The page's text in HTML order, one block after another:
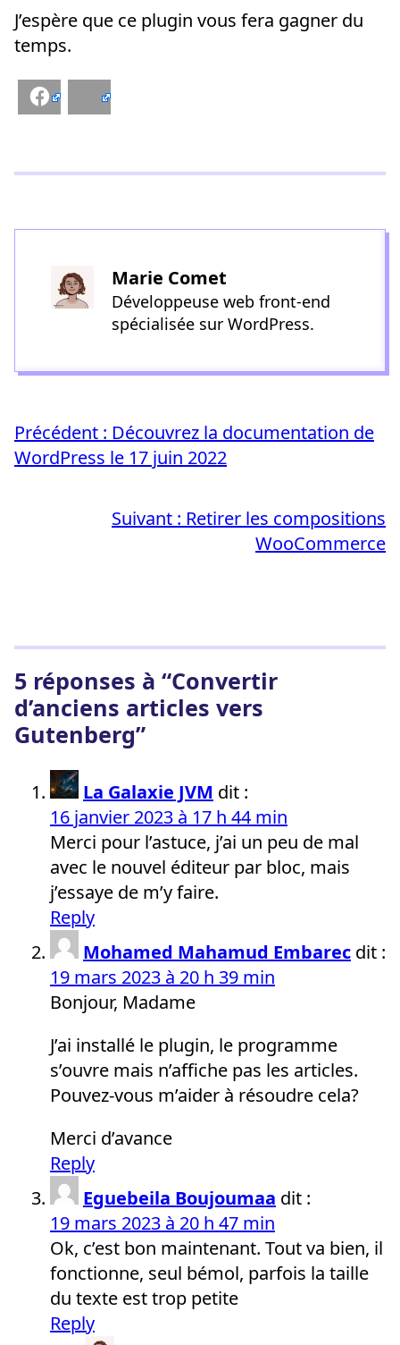
J’espère que ce plugin vous fera gagner du
temps.
FacebookBluesky
Marie Comet
Développeuse web front-end
spécialisée sur WordPress.
Précédent : Découvrez la documentation de
WordPress le 17 juin 2022
Suivant : Retirer les compositions
WooCommerce
5 réponses à “Convertir
d’anciens articles vers
Gutenberg”
La Galaxie JVM dit :
16 janvier 2023 à 17 h 44 min
Merci pour l’astuce, j’ai un peu de mal
avec le nouvel éditeur par bloc, mais
j’essaye de m’y faire.
Reply
Mohamed Mahamud Embarec dit :
19 mars 2023 à 20 h 39 min
Bonjour, Madame
J’ai installé le plugin, le programme
s’ouvre mais n’affiche pas les articles.
Pouvez-vous m’aider à résoudre cela?
Merci d’avance
Reply
Eguebeila Boujoumaa dit :
19 mars 2023 à 20 h 47 min
Ok, c’est bon maintenant. Tout va bien, il
fonctionne, seul bémol, parfois la taille
du texte est trop petite
Reply